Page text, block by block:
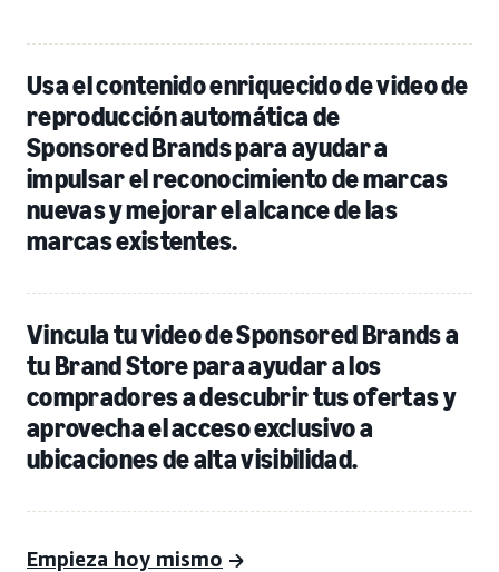
Usa el contenido enriquecido de video de
reproducción automática de
Sponsored Brands para ayudar a
impulsar el reconocimiento de marcas
nuevas y mejorar el alcance de las
marcas existentes.
Vincula tu video de Sponsored Brands a
tu Brand Store para ayudar a los
compradores a descubrir tus ofertas y
aprovecha el acceso exclusivo a
ubicaciones de alta visibilidad.
Empieza hoy mismo